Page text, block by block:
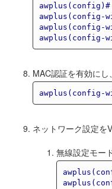
awplus(config)#
awplus(config-
awplus(config-
awplus(config-
MAC認証を有効に
awplus(config-
ネットワーク設定を
無線設定モー